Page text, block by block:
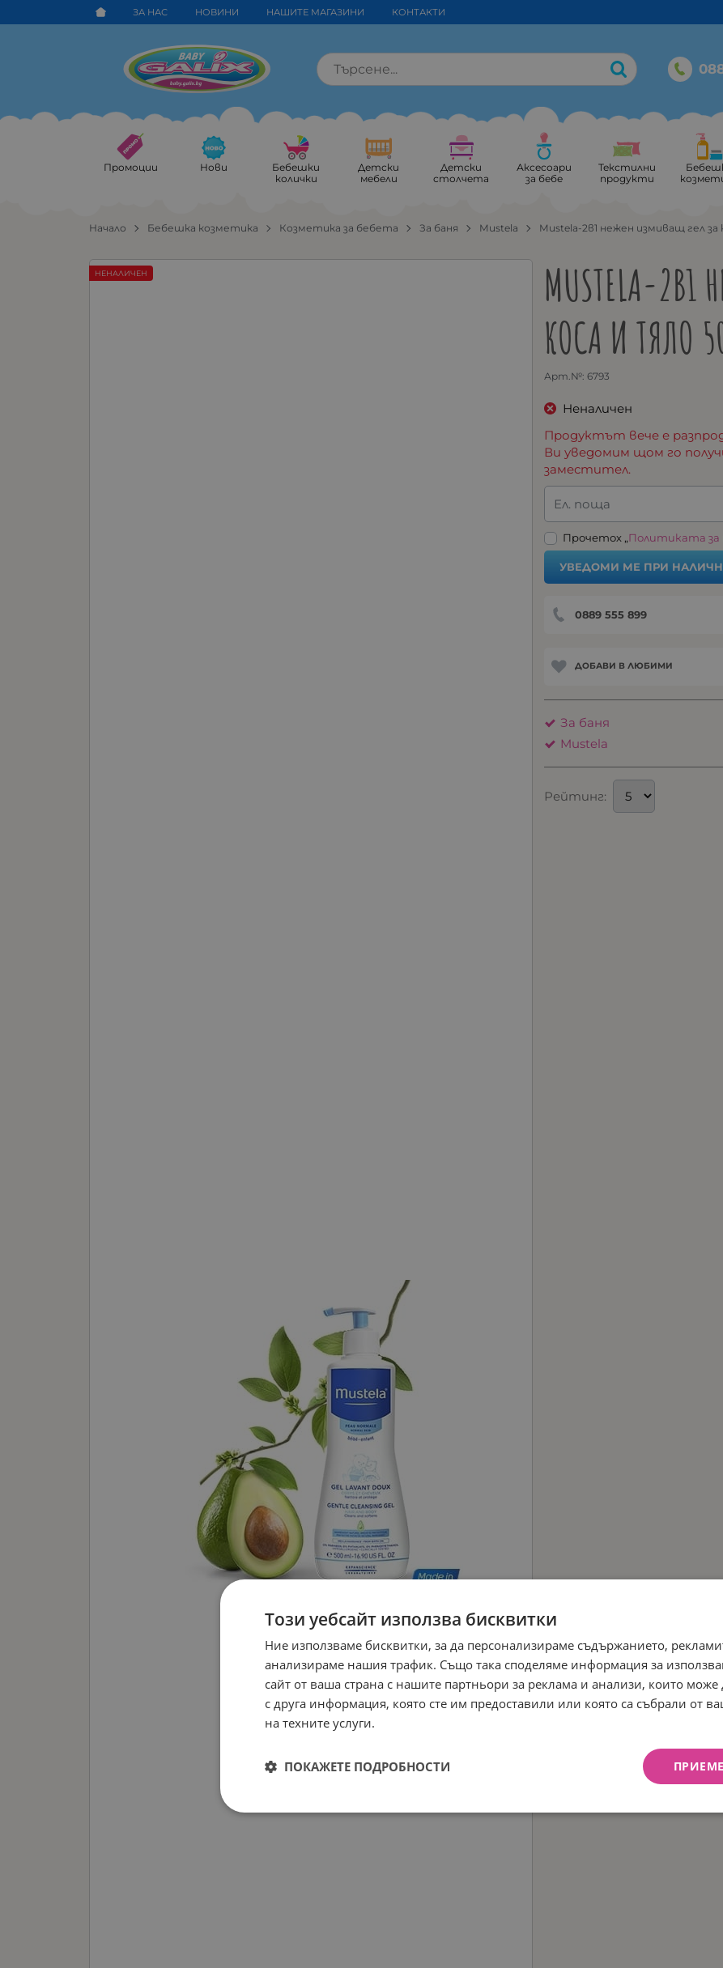
ЗА НАС НОВИНИ НАШИТЕ МАГАЗИНИ КОНТАКТИ
Промоции Нови
Бебешки
колички
Детски
мебели
Детски
столчета
Аксесоари
за бебе
Текстилни
продукти
Начало Бебешка козметика Козметика за бебета За баня Mustela Mustela-2в1 нежен измиващ гел за
MUSTELA-
КОСА И ТЯЛО
Арт.№: 6793
НЕНАЛИЧЕН
Неналичен
Продуктът вече е
Ви уведомим щом го
заместител.
Ел. поща
Прочетох „Политиката
УВЕДОМИ МЕ ПРИ
0889 555 899
ДОБАВИ В ЛЮБИМИ
За баня
Mustela
Рейтинг:
Този уебсайт използва бисквитки
Ние използваме бисквитки, за да персонализираме съдържанието,
анализираме нашия трафик. Също така споделяме информация за
сайт от ваша страна с нашите партньори за реклама и анализи, които
с друга информация, която сте им предоставили или която са събрали от
на техните услуги.
ПОКАЖЕТЕ ПОДРОБНОСТИ